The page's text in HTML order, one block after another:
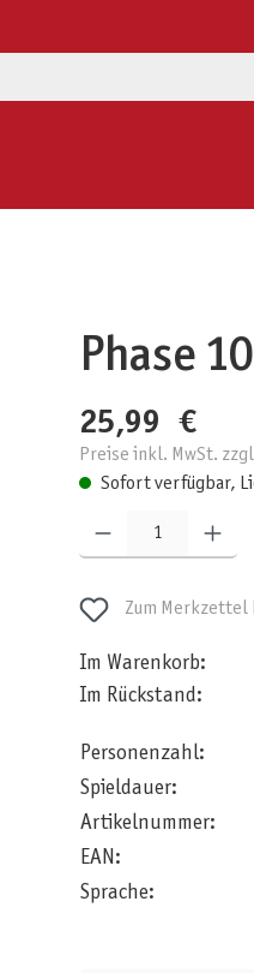
Phase
25,99 €
Preise inkl. MwSt.
Sofort verfügbar,
Zum Merkzettel
Im Warenkorb:
Im Rückstand:
Personenzahl:
Spieldauer:
Artikelnummer:
EAN:
Sprache: